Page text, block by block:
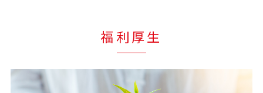
福利厚生